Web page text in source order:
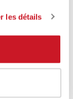
les détails